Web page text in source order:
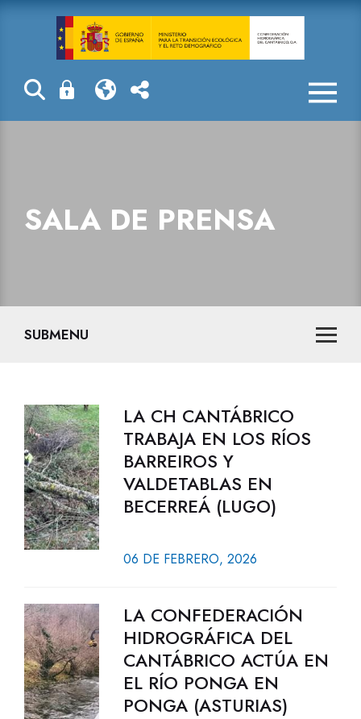
Sala de prensa
SALA DE PRENSA
SUBMENU
LA CH CANTÁBRICO
TRABAJA EN LOS RÍOS
BARREIROS Y
VALDETABLAS EN
BECERREÁ (LUGO)
06 DE FEBRERO, 2026
LA CONFEDERACIÓN
HIDROGRÁFICA DEL
CANTÁBRICO ACTÚA EN
EL RÍO PONGA EN
PONGA (ASTURIAS)